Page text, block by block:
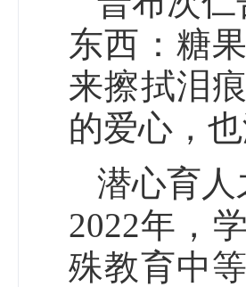
东西：糖
来擦拭泪
的爱心，
潜心育
2022年，
殊教育中